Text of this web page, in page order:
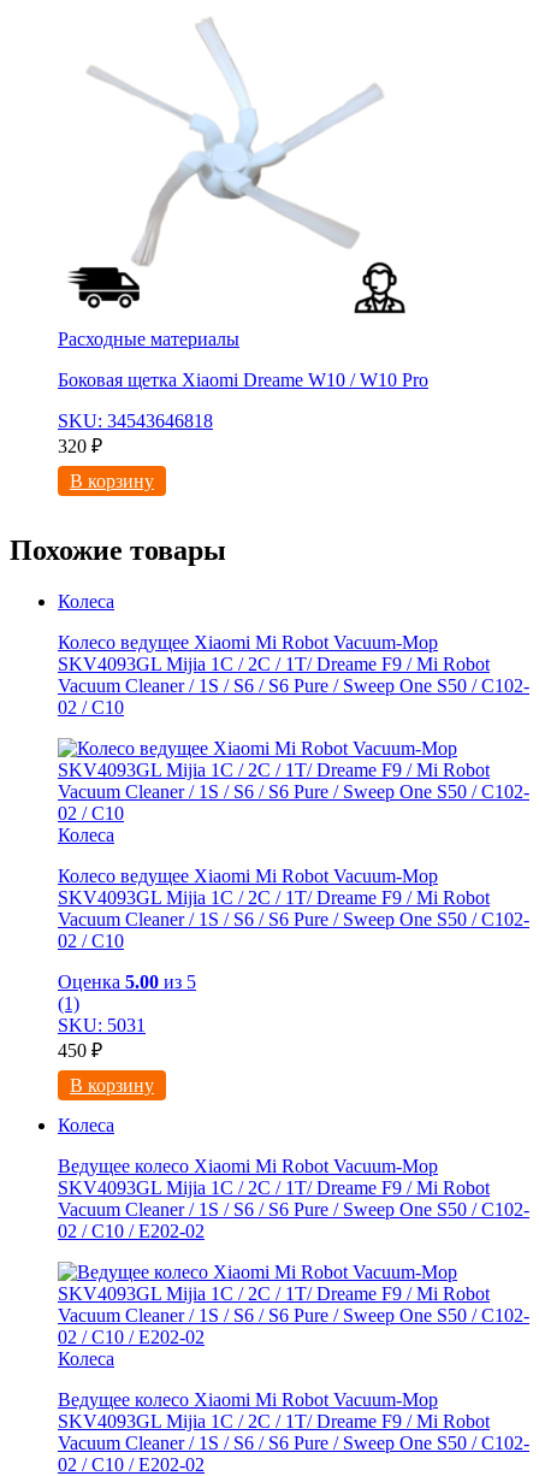
Расходные материалы
Боковая щетка Xiaomi Dreame W10 / W10 Pro
SKU: 34543646818
320 ₽
В корзину
Похожие товары
Колеса
Колесо ведущее Xiaomi Mi Robot Vacuum-Mop
SKV4093GL Mijia 1C / 2C / 1T/ Dreame F9 / Mi Robot
Vacuum Cleaner / 1S / S6 / S6 Pure / Sweep One S50 / C102-
02 / С10
Колеса
Колесо ведущее Xiaomi Mi Robot Vacuum-Mop
SKV4093GL Mijia 1C / 2C / 1T/ Dreame F9 / Mi Robot
Vacuum Cleaner / 1S / S6 / S6 Pure / Sweep One S50 / C102-
02 / С10
Оценка 5.00 из 5
(1)
SKU: 5031
450 ₽
В корзину
Колеса
Ведущее колесо Xiaomi Mi Robot Vacuum-Mop
SKV4093GL Mijia 1C / 2C / 1T/ Dreame F9 / Mi Robot
Vacuum Cleaner / 1S / S6 / S6 Pure / Sweep One S50 / C102-
02 / С10 / E202-02
Колеса
Ведущее колесо Xiaomi Mi Robot Vacuum-Mop
SKV4093GL Mijia 1C / 2C / 1T/ Dreame F9 / Mi Robot
Vacuum Cleaner / 1S / S6 / S6 Pure / Sweep One S50 / C102-
02 / С10 / E202-02